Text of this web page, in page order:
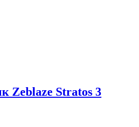
Zeblaze Stratos 3